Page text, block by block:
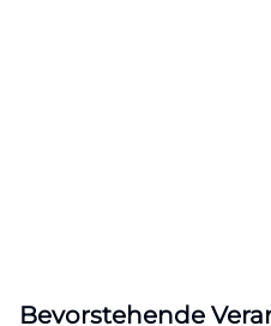
Bevorstehende